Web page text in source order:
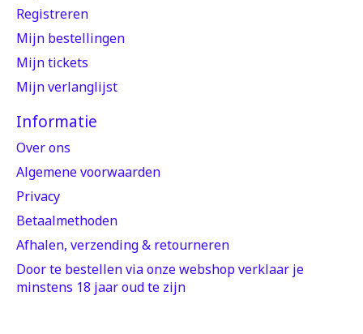
Registreren
Mijn bestellingen
Mijn tickets
Mijn verlanglijst
Informatie
Over ons
Algemene voorwaarden
Privacy
Betaalmethoden
Afhalen, verzending & retourneren
Door te bestellen via onze webshop verklaar je
minstens 18 jaar oud te zijn